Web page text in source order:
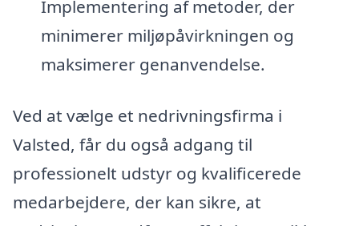
Implementering af metoder, der
minimerer miljøpåvirkningen og
maksimerer genanvendelse.
Ved at vælge et nedrivningsfirma i
Valsted, får du også adgang til
professionelt udstyr og kvalificerede
medarbejdere, der kan sikre, at